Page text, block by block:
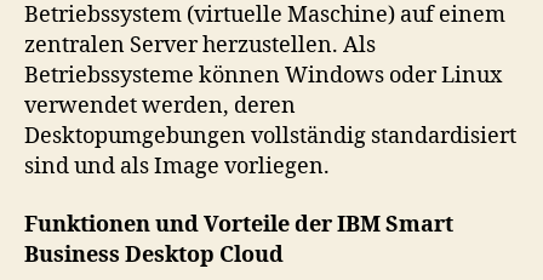
Betriebssystem (virtuelle Maschine) auf einem
zentralen Server herzustellen. Als
Betriebssysteme können Windows oder Linux
verwendet werden, deren
Desktopumgebungen vollständig standardisiert
sind und als Image vorliegen.
Funktionen und Vorteile der IBM Smart
Business Desktop Cloud